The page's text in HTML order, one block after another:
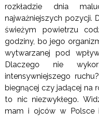
rozkładzie dnia
najważniejszych pozycji.
świeżym powietrzu
godziny, bo jego
wytwarzanej pod
Dlaczego nie
intensywniejszego
biegnącej czy jadącej na
to nic niezwykłego.
mam i ojców w Polsce